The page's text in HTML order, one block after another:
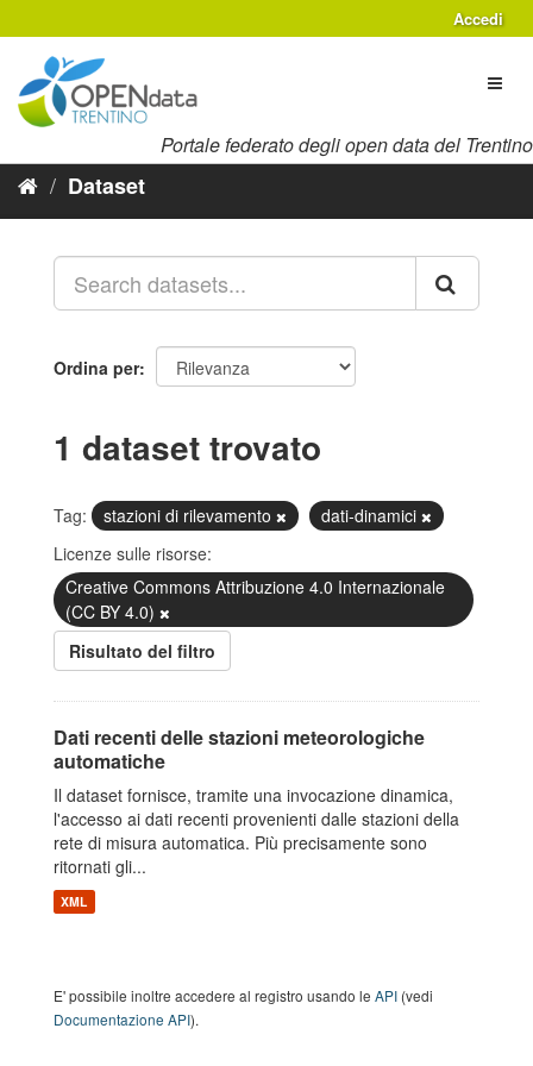
al
contenuto
Accedi
Portale federato degli open data del Trentino
Dataset
Ordina per
1 dataset trovato
Tag: stazioni di rilevamento
dati-dinamici
Licenze sulle risorse:
Creative Commons Attribuzione 4.0 Internazionale
(CC BY 4.0)
Risultato del filtro
Dati recenti delle stazioni meteorologiche
automatiche
Il dataset fornisce, tramite una invocazione dinamica,
l'accesso ai dati recenti provenienti dalle stazioni della
rete di misura automatica. Più precisamente sono
ritornati gli...
XML
E' possibile inoltre accedere al registro usando le API (vedi
Documentazione API).